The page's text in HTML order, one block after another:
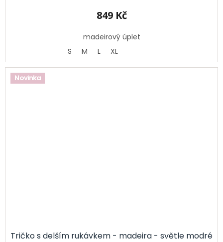
849 Kč
madeirový úplet
S
M L XL
Novinka
Tričko s delším rukávkem - madeira - světle modré